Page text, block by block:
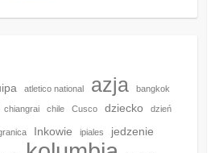
atletico national azja bangkok
chiangrai chile Cusco dziecko dzień
Inkowie ipiales jedzenie